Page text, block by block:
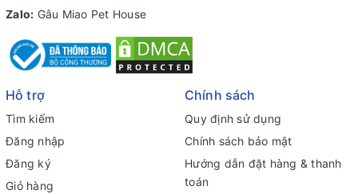
Zalo: Gâu Miao Pet House
Hỗ trợ
Tìm kiếm
Đăng nhập
Đăng ký
Giỏ hàng
Chính sách
Quy định sử dụng
Chính sách bảo mật
Hướng dẫn đặt hàng & thanh
toán